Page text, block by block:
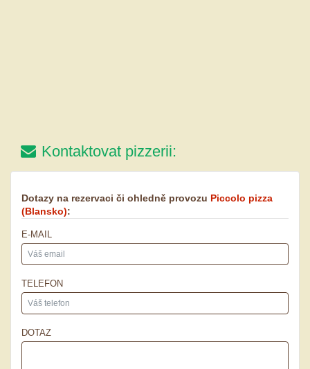
Kontaktovat pizzerii:
Dotazy na rezervaci či ohledně provozu Piccolo pizza
(Blansko):
E-MAIL
TELEFON
DOTAZ